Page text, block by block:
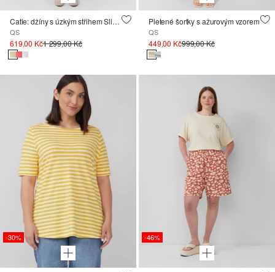
Catie: džíny s úzkým střihem Slim Fit / Středně vysoký pas
QS
619,00 Kč1 299,00 Kč
Pletené šortky s ažurovým vzorem
QS
449,00 Kč999,00 Kč
-30% -46%